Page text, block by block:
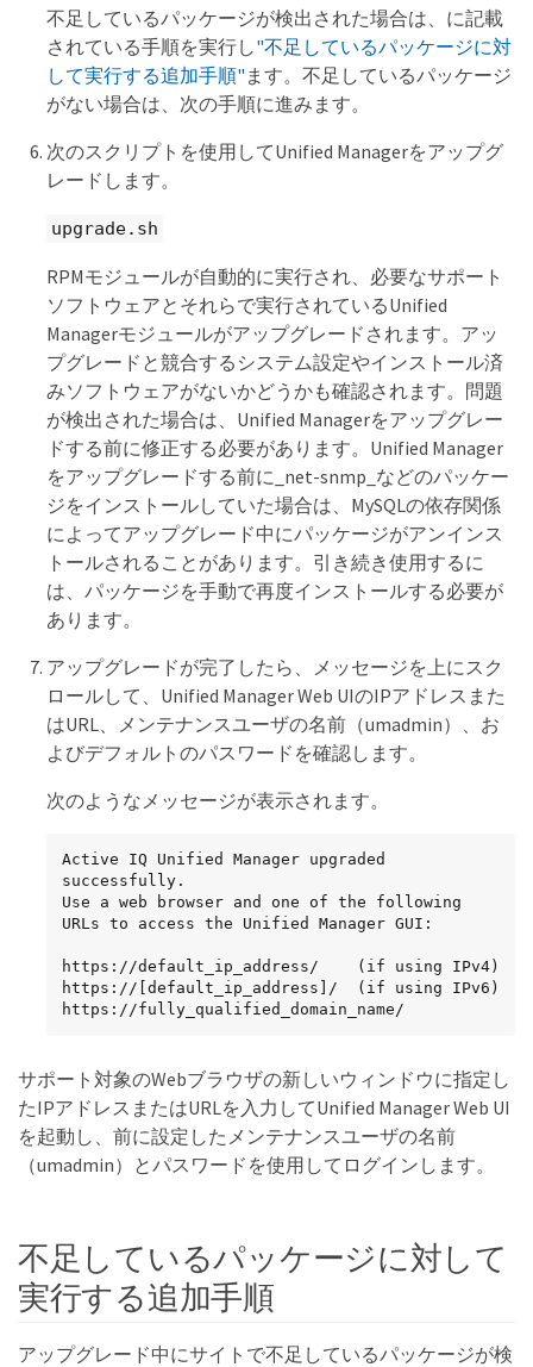
不足しているパッケージが検出された場合は、に記載
されている手順を実行し"不足しているパッケージに対
して実行する追加手順" ます。不足しているパッケージ
がない場合は、次の手順に進みます。
次のスクリプトを使用してUnified Managerをアップグ
レードします。
upgrade.sh
RPMモジュールが自動的に実行され、必要なサポート
ソフトウェアとそれらで実行されているUnified
Managerモジュールがアップグレードされます。アッ
プグレードと競合するシステム設定やインストール済
みソフトウェアがないかどうかも確認されます。問題
が検出された場合は、Unified Managerをアップグレー
ドする前に修正する必要があります。Unified Manager
をアップグレードする前に_net-snmp_などのパッケー
ジをインストールしていた場合は、MySQLの依存関係
によってアップグレード中にパッケージがアンインス
トールされることがあります。引き続き使用するに
は、パッケージを手動で再度インストールする必要が
あります。
アップグレードが完了したら、メッセージを上にスク
ロールして、Unified Manager Web UIのIPアドレスまた
はURL、メンテナンスユーザの名前（umadmin）、お
よびデフォルトのパスワードを確認します。
次のようなメッセージが表示されます。
Active IQ Unified Manager upgraded
successfully.
Use a web browser and one of the following
URLs to access the Unified Manager GUI:
https://default_ip_address/    (if using IPv4)
https://[default_ip_address]/  (if using IPv6)
https://fully_qualified_domain_name/
サポート対象のWebブラウザの新しいウィンドウに指定し
たIPアドレスまたはURLを入力してUnified Manager Web UI
を起動し、前に設定したメンテナンスユーザの名前
（umadmin）とパスワードを使用してログインします。
不足しているパッケージに対して
実行する追加手順
アップグレード中にサイトで不足しているパッケージが検